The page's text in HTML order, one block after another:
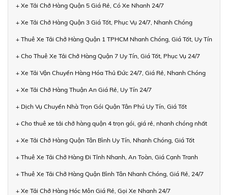
+ Xe Tải Chở Hàng Quận 5 Giá Rẻ, Có Xe Nhanh 24/7
+ Xe Tải Chở Hàng Quận 3 Giá Tốt, Phục Vụ 24/7, Nhanh Chóng
+ Thuê Xe Tải Chở Hàng Quận 1 TPHCM Nhanh Chóng, Giá Tốt, Uy Tín
+ Cho Thuê Xe Tải Chở Hàng Quận 7 Uy Tín, Giá Tốt, Phục Vụ 24/7
+ Xe Tải Vận Chuyển Hàng Hóa Thủ Đức 24/7, Giá Rẻ, Nhanh Chóng
+ Xe Tải Chở Hàng Thuận An Giá Rẻ, Uy Tín 24/7
+ Dịch Vụ Chuyển Nhà Trọn Gói Quận Tân Phú Uy Tín, Giá Tốt
+ Cho thuê xe tải chở hàng quận 4 trọn gói, giá rẻ, nhanh chóng nhất
+ Xe Tải Chở Hàng Quận Tân Bình Uy Tín, Nhanh Chóng, Giá Tốt
+ Thuê Xe Tải Chở Hàng Đi Tỉnh Nhanh, An Toàn, Giá Cạnh Tranh
+ Thuê Xe Tải Chở Hàng Quận Bình Tân Nhanh Chóng, Giá Rẻ, 24/7
+ Xe Tải Chở Hàng Hóc Môn Giá Rẻ, Gọi Xe Nhanh 24/7